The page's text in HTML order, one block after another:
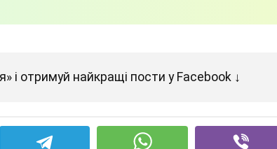
і отримуй найкращі пости у Facebook ↓